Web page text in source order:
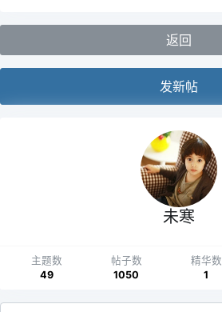
返回
发新帖
未寒
主题数
49
帖子数
1050
精华数
1